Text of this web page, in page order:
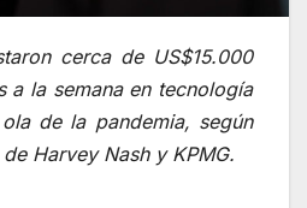
cerca de US$15.000
a la semana en tecnología
de la pandemia, según
Harvey Nash y KPMG.